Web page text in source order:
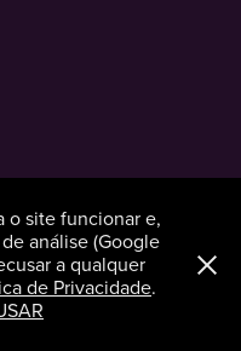
o site funcionar e,
análise (Google
a qualquer
de Privacidade.